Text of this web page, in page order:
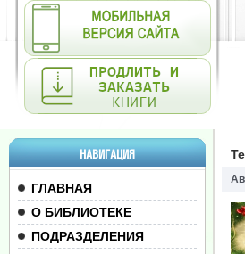
НАВИГАЦИЯ
ГЛАВНАЯ
О БИБЛИОТЕКЕ
ПОДРАЗДЕЛЕНИЯ